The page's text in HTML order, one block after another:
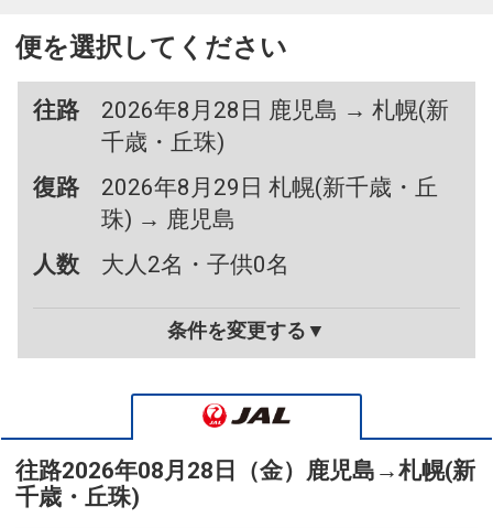
便を選択してください
往路
2026年8月28日 鹿児島 → 札幌(新
千歳・丘珠)
復路
2026年8月29日 札幌(新千歳・丘
珠) → 鹿児島
人数
大人2名・子供0名
条件を変更する▼
往路2026年08月28日（金） 鹿児島 →札幌(新
千歳・丘珠)